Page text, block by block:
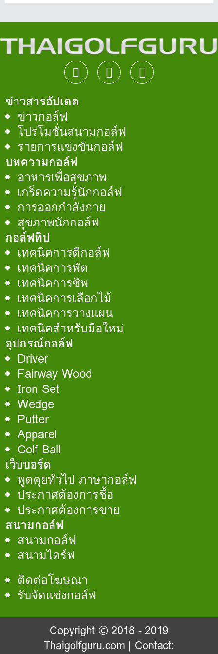
ข่าวสารอัปเดต
ข่าวกอล์ฟ
โปรโมชั่นสนามกอล์ฟ
รายการแข่งขันกอล์ฟ
บทความกอล์ฟ
อาหารเพื่อสุขภาพ
เกร็ดความรู้นักกอล์ฟ
การออกกำลังกาย
สุขภาพนักกอล์ฟ
กอล์ฟทิป
เทคนิคการตีกอล์ฟ
เทคนิคการพัต
เทคนิคการชิพ
เทคนิคการเลือกไม้
เทคนิคการวางแผน
เทคนิคสำหรับมือใหม่
อุปกรณ์กอล์ฟ
Driver
Fairway Wood
Iron Set
Wedge
Putter
Apparel
Golf Ball
เว็บบอร์ด
พูดคุยทั่วไป ภาษากอล์ฟ
ประกาศต้องการชื้อ
ประกาศต้องการขาย
สนามกอล์ฟ
สนามกอล์ฟ
สนามไดร์ฟ
ติดต่อโฆษณา
รับจัดแข่งกอล์ฟ
Copyright © 2018 - 2019
Thaigolfguru.com | Contact: